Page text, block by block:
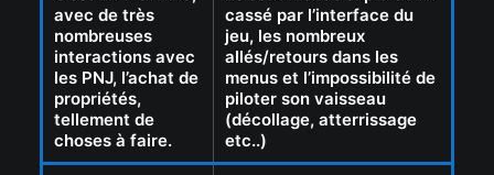
avec de très
nombreuses
interactions avec
les PNJ, l’achat de
propriétés,
tellement de
choses à faire.
cassé par l’interface du
jeu, les nombreux
allés/retours dans les
menus et l’impossibilité de
piloter son vaisseau
(décollage, atterrissage
etc..)